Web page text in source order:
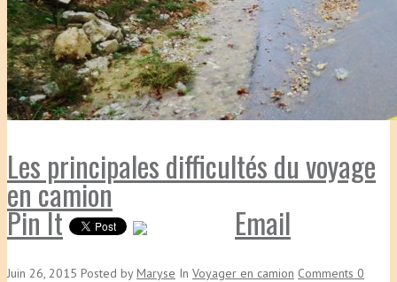
Les principales difficultés du voyage
en camion
Pin It Email
Juin 26, 2015 Posted byMaryse In Voyager en camion Comments 0